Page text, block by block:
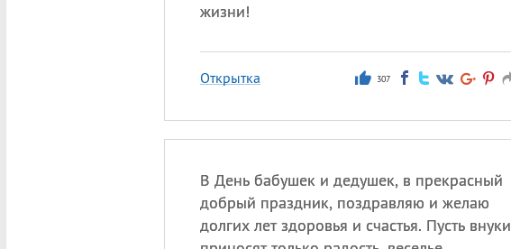
жизни!
Открытка 307
В День бабушек и дедушек, в прекрасный
добрый праздник, поздравляю и желаю
долгих лет здоровья и счастья. Пусть внуки